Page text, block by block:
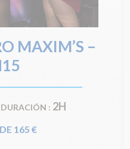
MAXIM’S –
DURACIÓN : 2H
165 €